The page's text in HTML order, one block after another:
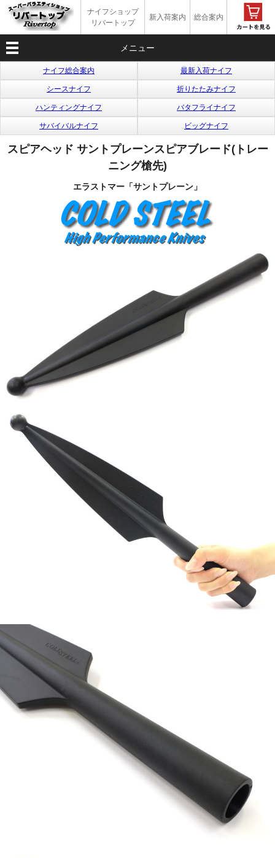
ナイフショップ
リバートップ
新入荷案内 総合案内
メニュー
ナイフ総合案内 最新入荷ナイフ
シースナイフ 折りたたみナイフ
ハンティングナイフ バタフライナイフ
サバイバルナイフ ビッグナイフ
スピアヘッド サントプレーンスピアブレード(トレー
ニング槍先)
エラストマー「サントプレーン」